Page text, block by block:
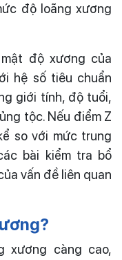
độ loãng xương
độ xương của
hệ số tiêu chuẩn
giới tính, độ tuổi,
tộc. Nếu điểm Z
so với mức trung
bài kiểm tra bổ
vấn đề liên quan
xương càng cao,